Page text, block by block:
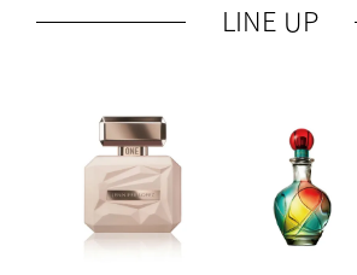
LINE UP